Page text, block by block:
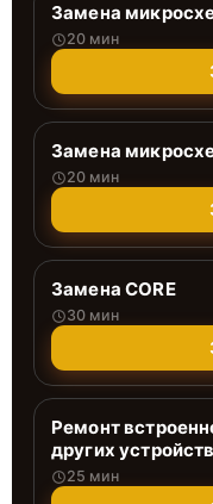
Замена
20 мин
Замена
20 мин
Замена CORE
30 мин
Ремонт
других устройств
25 мин